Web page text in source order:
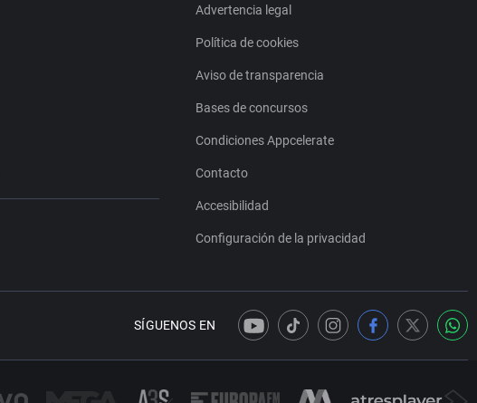
Advertencia legal
Política de cookies
Aviso de transparencia
Bases de concursos
Condiciones Appcelerate
Contacto
Accesibilidad
Configuración de la privacidad
SÍGUENOS EN